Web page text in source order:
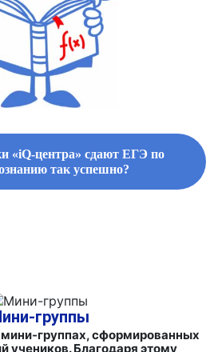
«iQ-центра» сдают ЕГЭ по
так успешно?
группы
мини-группах, сформированных
учеников. Благодаря этому